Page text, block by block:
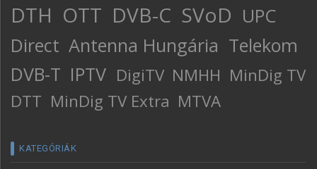
DTH OTT DVB-C SVoD UPC
Direct Antenna Hungária Telekom
DVB-T IPTV DigiTV NMHH MinDig TV
DTT MinDig TV Extra MTVA
KATEGÓRIÁK